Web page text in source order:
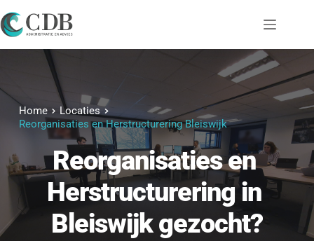
naar
de
Home
Locaties
Reorganisaties en Herstructurering Bleiswijk
Reorganisaties en
Herstructurering
in
Bleiswijk gezocht?